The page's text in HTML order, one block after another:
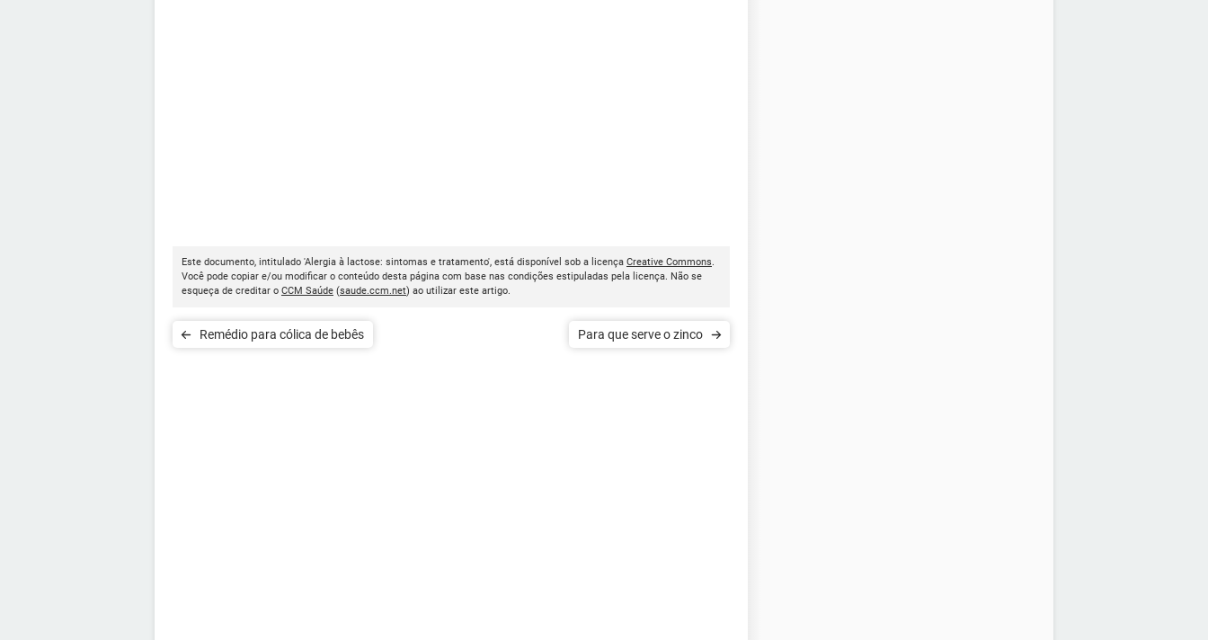
Este documento, intitulado 'Alergia à lactose: sintomas e tratamento', está disponível sob a licença Creative Commons.
Você pode copiar e/ou modificar o conteúdo desta página com base nas condições estipuladas pela licença. Não se
esqueça de creditar o CCM Saúde (saude.ccm.net) ao utilizar este artigo.
Remédio para cólica de bebês Para que serve o zinco